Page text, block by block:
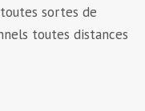
sortes de
toutes distances